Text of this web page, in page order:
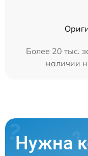
Более 20 тыс.
наличии
Нужна